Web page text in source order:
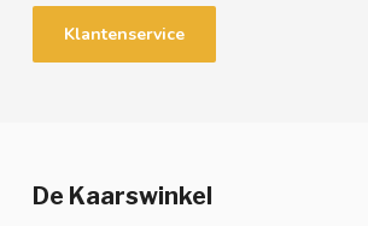
Klantenservice
De Kaarswinkel